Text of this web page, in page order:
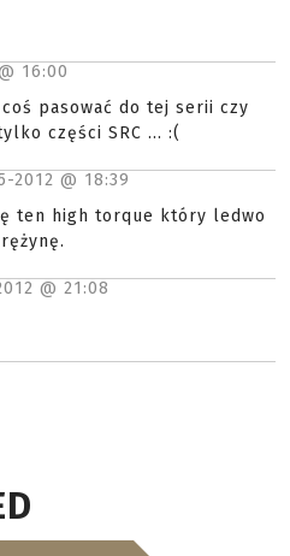
16:00
pasować do tej serii czy
części SRC ... :(
2012 @ 18:39
ten high torque który ledwo
@ 21:08